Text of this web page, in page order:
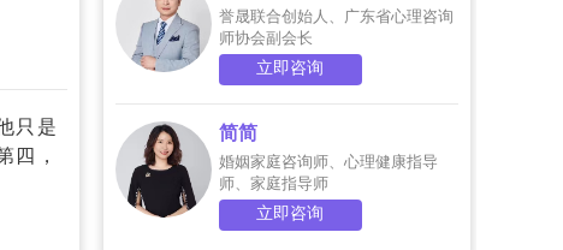
只是
四，
誉晟联合创始人、广东省心理咨询
师协会副会长
立即咨询
简简
婚姻家庭咨询师、心理健康指导
师、家庭指导师
立即咨询